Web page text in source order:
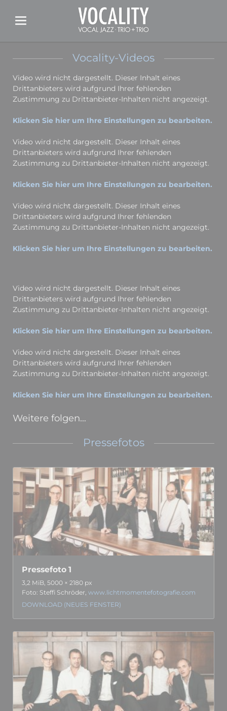
Vocality-Videos
Video wird nicht dargestellt. Dieser Inhalt eines
Drittanbieters wird aufgrund Ihrer fehlenden
Zustimmung zu Drittanbieter-Inhalten nicht angezeigt.
Klicken Sie hier um Ihre Einstellungen zu bearbeiten.
Video wird nicht dargestellt. Dieser Inhalt eines
Drittanbieters wird aufgrund Ihrer fehlenden
Zustimmung zu Drittanbieter-Inhalten nicht angezeigt.
Klicken Sie hier um Ihre Einstellungen zu bearbeiten.
Video wird nicht dargestellt. Dieser Inhalt eines
Drittanbieters wird aufgrund Ihrer fehlenden
Zustimmung zu Drittanbieter-Inhalten nicht angezeigt.
Klicken Sie hier um Ihre Einstellungen zu bearbeiten.
Video wird nicht dargestellt. Dieser Inhalt eines
Drittanbieters wird aufgrund Ihrer fehlenden
Zustimmung zu Drittanbieter-Inhalten nicht angezeigt.
Klicken Sie hier um Ihre Einstellungen zu bearbeiten.
Video wird nicht dargestellt. Dieser Inhalt eines
Drittanbieters wird aufgrund Ihrer fehlenden
Zustimmung zu Drittanbieter-Inhalten nicht angezeigt.
Klicken Sie hier um Ihre Einstellungen zu bearbeiten.
Weitere folgen…
Pressefotos
Pressefoto 1
3,2 MiB, 5000 × 2180 px
Foto: Steffi Schröder,www.lichtmomentefotografie.com
DOWNLOAD (NEUES FENSTER)